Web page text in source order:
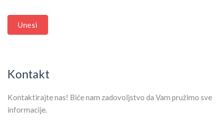
Unesi
Kontakt
Kontaktirajte nas! Biće nam zadovoljstvo da Vam pružimo sve
informacije.